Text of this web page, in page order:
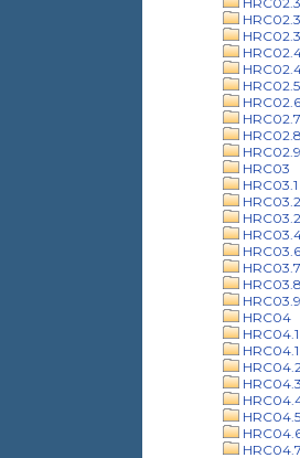
HRC02.5
HRC02.6
HRC02.7
HRC02.8
HRC02.9
HRC03
HRC03.1
HRC03.2
HRC03.6
HRC03.7
HRC03.8
HRC03.9
HRC04
HRC04.1
HRC04.2
HRC04.3
HRC04.5
HRC04.7